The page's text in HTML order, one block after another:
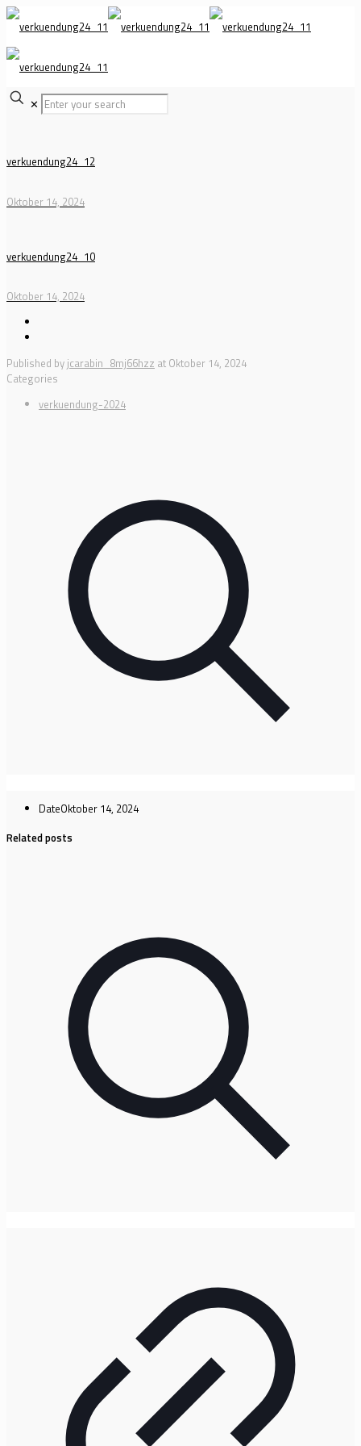
✕
verkuendung24_12
Oktober 14, 2024
verkuendung24_10
Oktober 14, 2024
Published by jcarabin_8mj66hzz at Oktober 14, 2024
Categories
verkuendung-2024
DateOktober 14, 2024
Related posts